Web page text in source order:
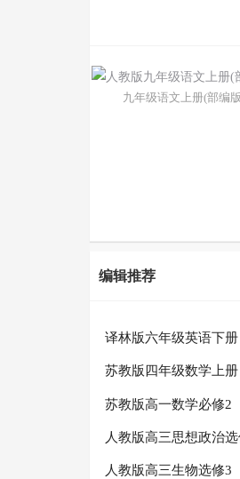
九年级语文上册(部编
编辑推荐
译林版六年级英语下册
苏教版四年级数学上册
苏教版高一数学必修2
人教版高三思想政治选
人教版高三生物选修3